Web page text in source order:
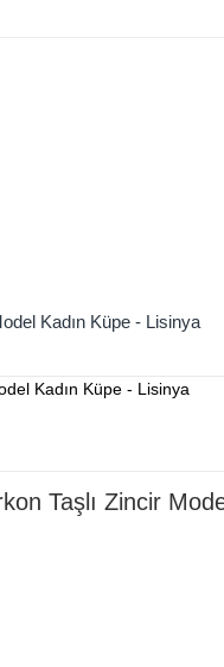
Kadın Küpe - Lisinya
Taşlı Zincir